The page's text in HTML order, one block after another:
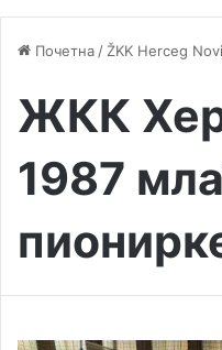
Почетна / ŽKK Herceg
ЖКК
1987